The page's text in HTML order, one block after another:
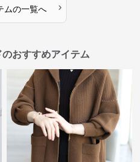
ムの一覧へ ›
おすすめアイテム